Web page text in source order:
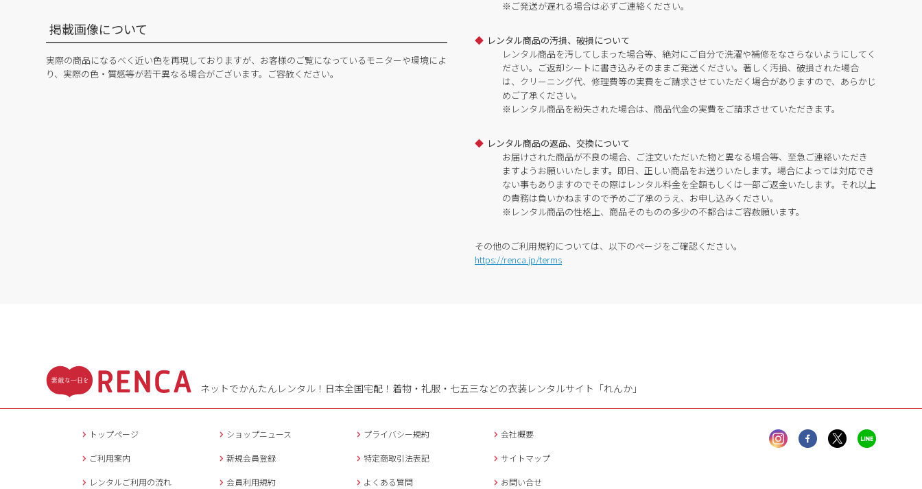
掲載画像について
実際の商品になるべく近い色を再現しておりますが、お客様のご覧になっているモニターや環境によ
り、実際の色・質感等が若干異なる場合がございます。ご容赦ください。
※ご発送が遅れる場合は必ずご連絡ください。
レンタル商品の汚損、破損について
レンタル商品を汚してしまった場合等、絶対にご自分で洗濯や補修をなさらないようにしてく
ださい。ご返却シートに書き込みそのままご発送ください。著しく汚損、破損された場合
は、クリーニング代、修理費等の実費をご請求させていただく場合がありますので、あらかじ
めご了承ください。
※レンタル商品を紛失された場合は、商品代金の実費をご請求させていただきます。
レンタル商品の返品、交換について
お届けされた商品が不良の場合、ご注文いただいた物と異なる場合等、至急ご連絡いただき
ますようお願いいたします。即日、正しい商品をお送りいたします。場合によっては対応でき
ない事もありますのでその際はレンタル料金を全額もしくは一部ご返金いたします。それ以上
の責務は負いかねますので予めご了承のうえ、お申し込みください。
※レンタル商品の性格上、商品そのものの多少の不都合はご容赦願います。
その他のご利用規約については、以下のページをご確認ください。
https://renca.jp/terms
ネットでかんたんレンタル！日本全国宅配！ 着物・礼服・七五三などの衣装レンタルサイト「れんか」
トップページ ショップニュース プライバシー規約 会社概要
ご利用案内 新規会員登録 特定商取引法表記 サイトマップ
レンタルご利用の流れ 会員利用規約 よくある質問 お問い合せ